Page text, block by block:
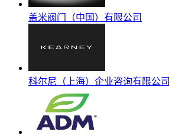
盖米阀门（中国）有限公司
科尔尼（上海）企业咨询有限公司